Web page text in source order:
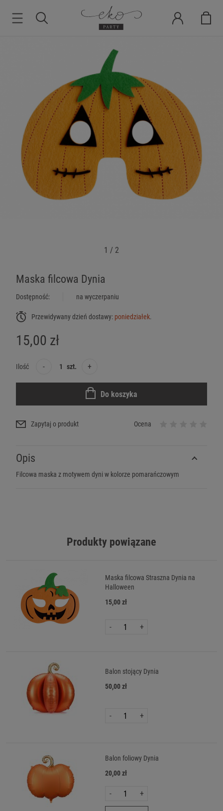
1 / 2
Maska filcowa Dynia
Dostępność: na wyczerpaniu
Przewidywany dzień dostawy: poniedziałek.
15,00 zł
Ilość - szt. +
Do koszyka
Zapytaj o produkt Ocena
Opis
Filcowa maska z motywem dyni w kolorze pomarańczowym
Produkty powiązane
Maska filcowa Straszna Dynia na
Halloween
15,00 zł
- +
Balon stojący Dynia
50,00 zł
- +
Balon foliowy Dynia
20,00 zł
- +